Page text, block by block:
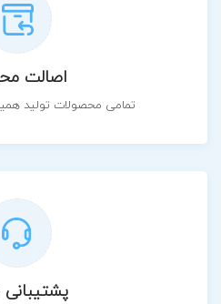
اصالت
تمامی محصولات تولید